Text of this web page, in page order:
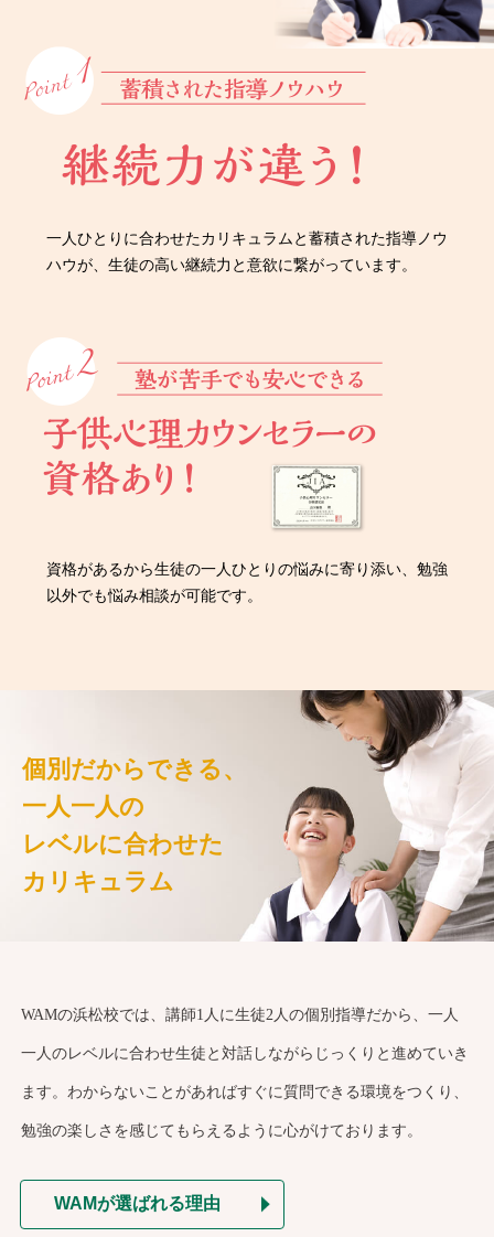
一人ひとりに合わせたカリキュラムと蓄積された指導ノウ
ハウが、生徒の高い継続力と意欲に繋がっています。
資格があるから生徒の一人ひとりの悩みに寄り添い、勉強
以外でも悩み相談が可能です。
個別だからできる、
一人一人の
レベルに合わせた
カリキュラム
WAMの浜松校では、講師1人に生徒2人の個別指導だから、一人
一人のレベルに合わせ生徒と対話しながらじっくりと進めていき
ます。わからないことがあればすぐに質問できる環境をつくり、
勉強の楽しさを感じてもらえるように心がけております。
WAMが選ばれる理由